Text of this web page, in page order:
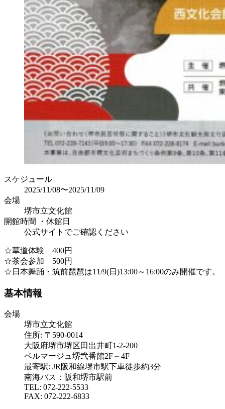
スケジュール
2025/11/08〜2025/11/09
会場
堺市立文化館
開館時間 ・休館日
公式サイトでご確認ください
☆華道体験 400円
☆茶会参加 500円
☆日本舞踊・筑前琵琶は11/9(日)13:00～16:00のみ開催です。
基本情報
会場
堺市立文化館
住所: 〒590-0014
大阪府堺市堺区田出井町1-2-200
ベルマージュ堺弐番館2F～4F
最寄駅: JR阪和線堺市駅下車徒歩約3分
南海バス：阪和堺市駅前
TEL: 072-222-5533
FAX: 072-222-6833